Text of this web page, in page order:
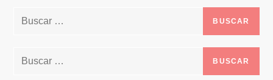
Buscar:
Buscar: